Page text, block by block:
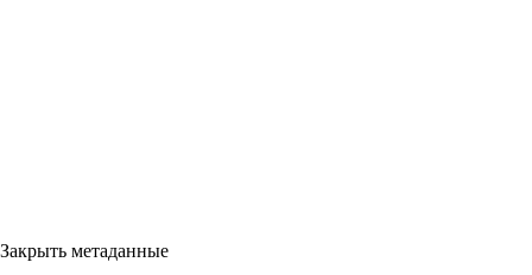
Закрыть метаданные